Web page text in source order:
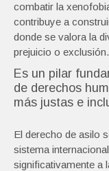
combatir la
contribuye a
donde se valora la
prejuicio o exclusión.
Es un pilar
de derechos
más justas e
El derecho de asilo
sistema
significativamente a